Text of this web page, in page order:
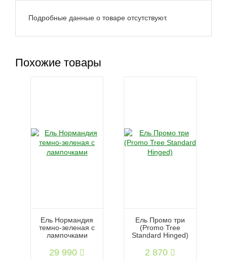
Подробные данные о товаре отсутствуют.
Похожие товары
Ель Нормандия
темно-зеленая с
лампочками
29 990
Ель Промо три
(Promo Tree
Standard Hinged)
2 870